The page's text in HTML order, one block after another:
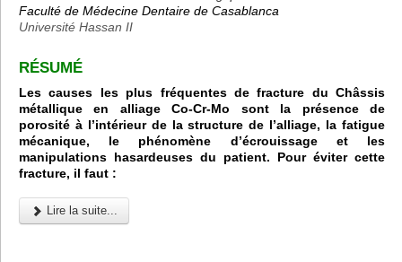
Faculté de Médecine Dentaire de Casablanca
Université Hassan II
RÉSUMÉ
Les causes les plus fréquentes de fracture du Châssis
métallique en alliage Co-Cr-Mo sont la présence de
porosité à l’intérieur de la structure de l’alliage, la fatigue
mécanique, le phénomène d’écrouissage et les
manipulations hasardeuses du patient. Pour éviter cette
fracture, il faut :
Lire la suite...